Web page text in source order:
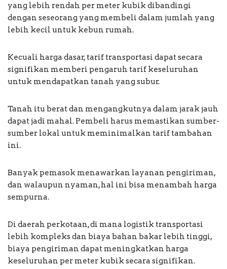
yang lebih rendah per meter kubik dibandingi
dengan seseorang yang membeli dalam jumlah yang
lebih kecil untuk kebun rumah.
Kecuali harga dasar, tarif transportasi dapat secara
signifikan memberi pengaruh tarif keseluruhan
untuk mendapatkan tanah yang subur.
Tanah itu berat dan mengangkutnya dalam jarak jauh
dapat jadi mahal. Pembeli harus memastikan sumber-
sumber lokal untuk meminimalkan tarif tambahan
ini.
Banyak pemasok menawarkan layanan pengiriman,
dan walaupun nyaman, hal ini bisa menambah harga
sempurna.
Di daerah perkotaan, di mana logistik transportasi
lebih kompleks dan biaya bahan bakar lebih tinggi,
biaya pengiriman dapat meningkatkan harga
keseluruhan per meter kubik secara signifikan.